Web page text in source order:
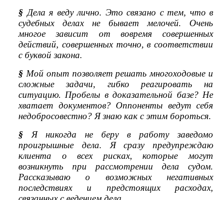
§ Дела я веду лично. Это связано с тем, что в
судебных делах не бывает мелочей. Очень
многое зависит от вовремя совершенных
действий, совершенных точно, в соответствии
с буквой закона.
§ Мой опыт позволяет решать многоходовые и
сложные задачи, гибко реагировать на
ситуацию. Пробелы в доказательной базе? Не
хватает документов? Оппоненты ведут себя
недобросовестно? Я знаю как с этим бороться.
§ Я никогда не беру в работу заведомо
проигрышные дела. Я сразу предупреждаю
клиента о всех рисках, которые могут
возникнуть при рассмотрении дела судом.
Рассказываю о возможных негативных
последствиях и предстоящих расходах,